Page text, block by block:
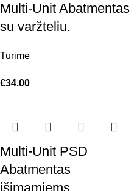
Multi-Unit Abatmentas
su varžteliu.
Turime
€34.00
Multi-Unit PSD
Abatmentas
išimamiems